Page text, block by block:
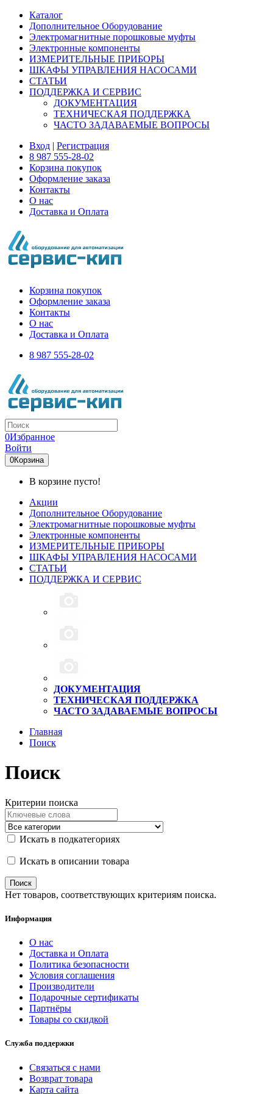
Каталог
Дополнительное Оборудование
Электромагнитные порошковые муфты
Электронные компоненты
ИЗМЕРИТЕЛЬНЫЕ ПРИБОРЫ
ШКАФЫ УПРАВЛЕНИЯ НАСОСАМИ
СТАТЬИ
ПОДДЕРЖКА И СЕРВИС
ДОКУМЕНТАЦИЯ
ТЕХНИЧЕСКАЯ ПОДДЕРЖКА
ЧАСТО ЗАДАВАЕМЫЕ ВОПРОСЫ
Вход | Регистрация
8 987 555-28-02
Корзина покупок
Оформление заказа
Контакты
О нас
Доставка и Оплата
Корзина покупок
Оформление заказа
Контакты
О нас
Доставка и Оплата
8 987 555-28-02
0Избранное
Войти
0Корзина
В корзине пусто!
Акции
Дополнительное Оборудование
Электромагнитные порошковые муфты
Электронные компоненты
ИЗМЕРИТЕЛЬНЫЕ ПРИБОРЫ
ШКАФЫ УПРАВЛЕНИЯ НАСОСАМИ
СТАТЬИ
ПОДДЕРЖКА И СЕРВИС
ДОКУМЕНТАЦИЯ
ТЕХНИЧЕСКАЯ ПОДДЕРЖКА
ЧАСТО ЗАДАВАЕМЫЕ ВОПРОСЫ
Главная
Поиск
Поиск
Критерии поиска
Искать в подкатегориях
Искать в описании товара
Нет товаров, соответствующих критериям поиска.
Информация
О нас
Доставка и Оплата
Политика безопасности
Условия соглашения
Производители
Подарочные сертификаты
Партнёры
Товары со скидкой
Служба поддержки
Связаться с нами
Возврат товара
Карта сайта